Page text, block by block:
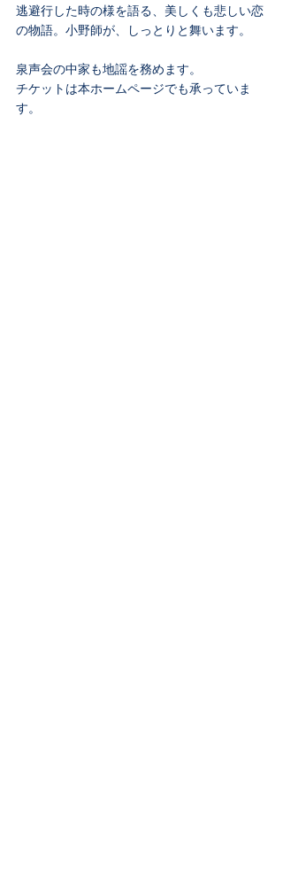
逃避行した時の様を語る、美しくも悲しい恋
の物語。小野師が、しっとりと舞います。
泉声会の中家も地謡を務めます。
チケットは本ホームページでも承っていま
す。